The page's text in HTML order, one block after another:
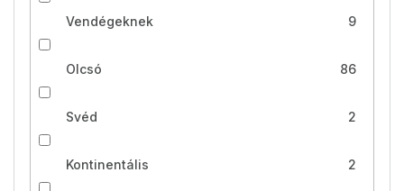
Vendégeknek 9
Olcsó 86
Svéd 2
Kontinentális 2